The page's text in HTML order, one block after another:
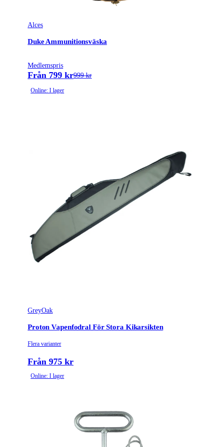
Alces
Duke Ammunitionsväska
Medlemspris
Från 799 kr999 kr
Online: I lager
GreyOak
Proton Vapenfodral För Stora Kikarsikten
Flera varianter
Från 975 kr
Online: I lager